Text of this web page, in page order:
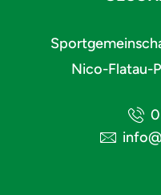
Nico-Flatau-